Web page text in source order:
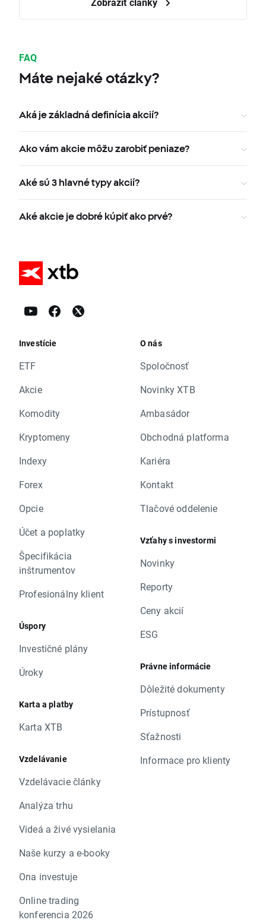
FAQ
Máte nejaké otázky?
Aká je základná definícia akcií?
Ako vám akcie môžu zarobiť peniaze?
Aké sú 3 hlavné typy akcií?
Aké akcie je dobré kúpiť ako prvé?
Investície
ETF
Akcie
Komodity
Kryptomeny
Indexy
Forex
Opcie
Účet a poplatky
Špecifikácia
inštrumentov
Profesionálny klient
Úspory
Investičné plány
Úroky
Karta a platby
Karta XTB
Vzdelávanie
Vzdelávacie články
Analýza trhu
Videá a živé vysielania
Naše kurzy a e-booky
Ona investuje
Online trading
konferencia 2026
O nás
Spoločnosť
Novinky XTB
Ambasádor
Obchodná platforma
Kariéra
Kontakt
Tlačové oddelenie
Vzťahy s investormi
Novinky
Reporty
Ceny akcií
ESG
Právne informácie
Dôležité dokumenty
Prístupnosť
Sťažnosti
Informace pro klienty